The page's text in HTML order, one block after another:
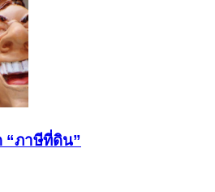
“ภาษีที่ดิน”